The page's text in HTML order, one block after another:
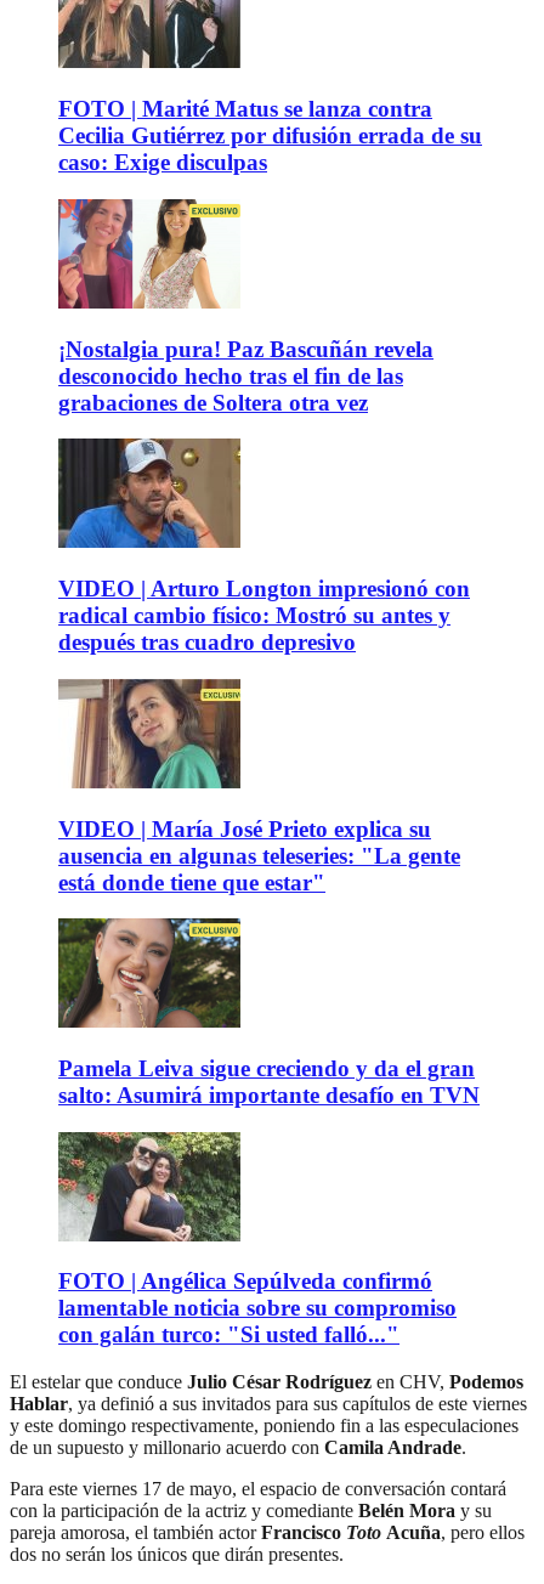
FOTO | Marité Matus se lanza contra
Cecilia Gutiérrez por difusión errada de su
caso: Exige disculpas
¡Nostalgia pura! Paz Bascuñán revela
desconocido hecho tras el fin de las
grabaciones de Soltera otra vez
VIDEO | Arturo Longton impresionó con
radical cambio físico: Mostró su antes y
después tras cuadro depresivo
VIDEO | María José Prieto explica su
ausencia en algunas teleseries: "La gente
está donde tiene que estar"
Pamela Leiva sigue creciendo y da el gran
salto: Asumirá importante desafío en TVN
FOTO | Angélica Sepúlveda confirmó
lamentable noticia sobre su compromiso
con galán turco: "Si usted falló..."
El estelar que conduce Julio César Rodríguez en CHV, Podemos
Hablar, ya definió a sus invitados para sus capítulos de este viernes
y este domingo respectivamente, poniendo fin a las especulaciones
de un supuesto y millonario acuerdo con Camila Andrade.
Para este viernes 17 de mayo, el espacio de conversación contará
con la participación de la actriz y comediante Belén Mora y su
pareja amorosa, el también actorFrancisco Toto Acuña, pero ellos
dos no serán los únicos que dirán presentes.